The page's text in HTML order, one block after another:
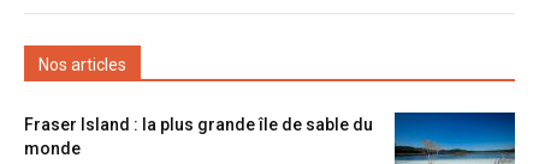
Nos articles
Fraser Island : la plus grande île de sable du
monde